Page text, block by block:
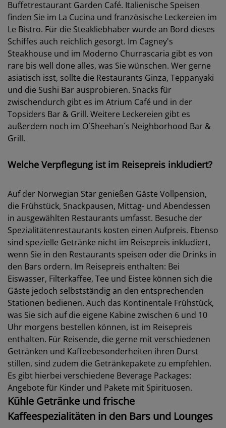
Buffetrestaurant Garden Café. Italienische Speisen
finden Sie im La Cucina und französische Leckereien im
Le Bistro. Für die Steakliebhaber wurde an Bord dieses
Schiffes auch reichlich gesorgt. Im Cagney's
Steakhouse und im Moderno Churrascaria gibt es von
rare bis well done alles, was Sie wünschen. Wer gerne
asiatisch isst, sollte die Restaurants Ginza, Teppanyaki
und die Sushi Bar ausprobieren. Snacks für
zwischendurch gibt es im Atrium Café und in der
Topsiders Bar & Grill. Weitere Leckereien gibt es
außerdem noch im O´Sheehan´s Neighborhood Bar &
Grill.
Welche Verpflegung ist im Reisepreis inkludiert?
Auf der Norwegian Star genießen Gäste Vollpension,
die Frühstück, Snackpausen, Mittag- und Abendessen
in ausgewählten Restaurants umfasst. Besuche der
Spezialitätenrestaurants kosten einen Aufpreis. Ebenso
sind spezielle Getränke nicht im Reisepreis inkludiert,
wenn Sie in den Restaurants speisen oder die Drinks in
den Bars ordern. Im Reisepreis enthalten: Bei
Eiswasser, Filterkaffee, Tee und Eistee können sich die
Gäste jedoch selbstständig an den entsprechenden
Stationen bedienen. Auch das Kontinentale Frühstück,
was Sie sich auf die eigene Kabine zwischen 6 und 10
Uhr morgens bestellen können, ist im Reisepreis
enthalten. Für Reisende, die gerne mit verschiedenen
Getränken und Kaffeebesonderheiten ihren Durst
stillen, sind zudem die Getränkepakete zu empfehlen.
Es gibt hierbei verschiedene Beverage Packages:
Angebote für Kinder und Pakete mit Spirituosen.
Kühle Getränke und frische
Kaffeespezialitäten in den Bars und Lounges